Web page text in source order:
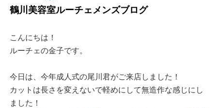
鶴川美容室ルーチェメンズブログ
こんにちは！
ルーチェの金子です。
今日は、今年成人式の尾川君がご来店しました！
カットは長さを変えないで軽めにして無造作な感じにし
ました！